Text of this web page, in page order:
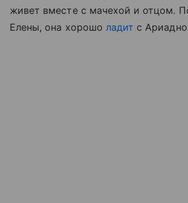
живет вместе с мачехой и отцом.
Елены, она хорошо ладит с